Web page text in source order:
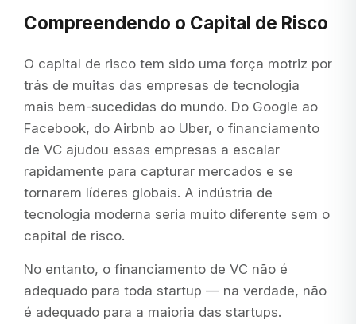
Compreendendo o Capital de Risco
O capital de risco tem sido uma força motriz por
trás de muitas das empresas de tecnologia
mais bem-sucedidas do mundo. Do Google ao
Facebook, do Airbnb ao Uber, o financiamento
de VC ajudou essas empresas a escalar
rapidamente para capturar mercados e se
tornarem líderes globais. A indústria de
tecnologia moderna seria muito diferente sem o
capital de risco.
No entanto, o financiamento de VC não é
adequado para toda startup — na verdade, não
é adequado para a maioria das startups.